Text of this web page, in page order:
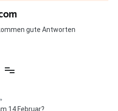
gute Antworten
14 Februar?